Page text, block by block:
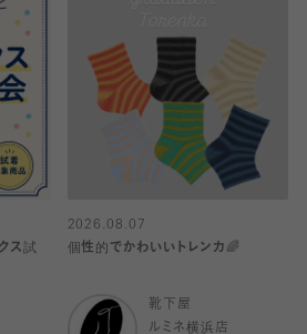
2026.08.07
個性的でかわいいトレンカ🌈
靴下屋
ルミネ横浜店